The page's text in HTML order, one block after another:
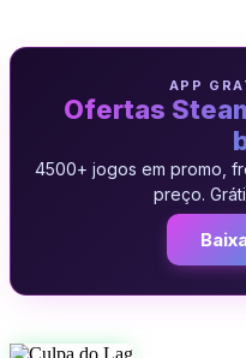
APP
Ofertas
4500+ jogos em promo,
preço.